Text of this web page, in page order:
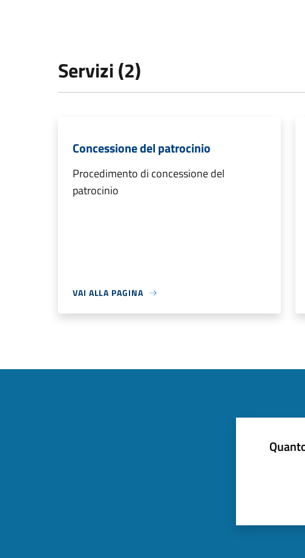
Servizi (2)
Concessione del patrocinio
Procedimento di concessione del
patrocinio
VAI ALLA PAGINA